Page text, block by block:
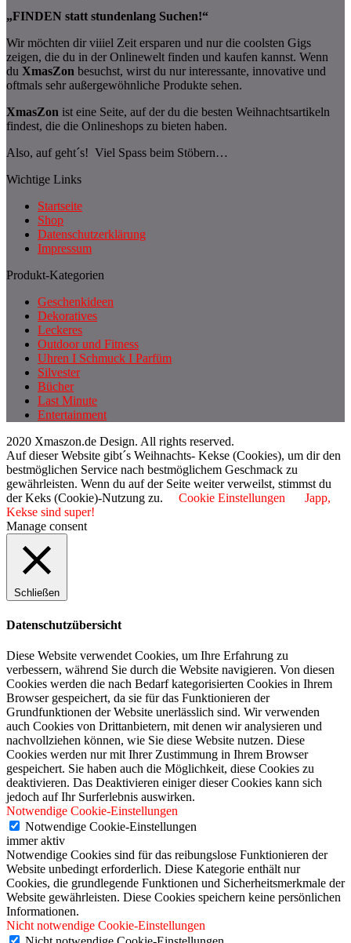
„FINDEN statt stundenlang Suchen!“
Wir möchten dir viiiel Zeit ersparen und nur die coolsten Gigs
zeigen, die du in der Onlinewelt finden und kaufen kannst. Wenn
du XmasZon besuchst, wirst du nur interessante, innovative und
oftmals sehr außergewöhnliche Produkte sehen.
XmasZon ist eine Seite, auf der du die besten Weihnachtsartikeln
findest, die die Onlineshops zu bieten haben.
Also, auf geht´s! Viel Spass beim Stöbern…
Wichtige Links
Startseite
Shop
Datenschutzerklärung
Impressum
Produkt-Kategorien
Geschenkideen
Dekoratives
Leckeres
Outdoor und Fitness
Uhren I Schmuck I Parfüm
Silvester
Bücher
Last Minute
Entertainment
2020 Xmaszon.de Design. All rights reserved.
Auf dieser Website gibt´s Weihnachts- Kekse (Cookies), um dir den
bestmöglichen Service nach bestmöglichem Geschmack zu
gewährleisten. Wenn du auf der Seite weiter verweilst, stimmst du
der Keks (Cookie)-Nutzung zu.
Cookie Einstellungen
Japp,
Kekse sind super!
Manage consent
Schließen
Datenschutzübersicht
Diese Website verwendet Cookies, um Ihre Erfahrung zu
verbessern, während Sie durch die Website navigieren. Von diesen
Cookies werden die nach Bedarf kategorisierten Cookies in Ihrem
Browser gespeichert, da sie für das Funktionieren der
Grundfunktionen der Website unerlässlich sind. Wir verwenden
auch Cookies von Drittanbietern, mit denen wir analysieren und
nachvollziehen können, wie Sie diese Website nutzen. Diese
Cookies werden nur mit Ihrer Zustimmung in Ihrem Browser
gespeichert. Sie haben auch die Möglichkeit, diese Cookies zu
deaktivieren. Das Deaktivieren einiger dieser Cookies kann sich
jedoch auf Ihr Surferlebnis auswirken.
Notwendige Cookie-Einstellungen
Notwendige Cookie-Einstellungen
immer aktiv
Notwendige Cookies sind für das reibungslose Funktionieren der
Website unbedingt erforderlich. Diese Kategorie enthält nur
Cookies, die grundlegende Funktionen und Sicherheitsmerkmale der
Website gewährleisten. Diese Cookies speichern keine persönlichen
Informationen.
Nicht notwendige Cookie-Einstellungen